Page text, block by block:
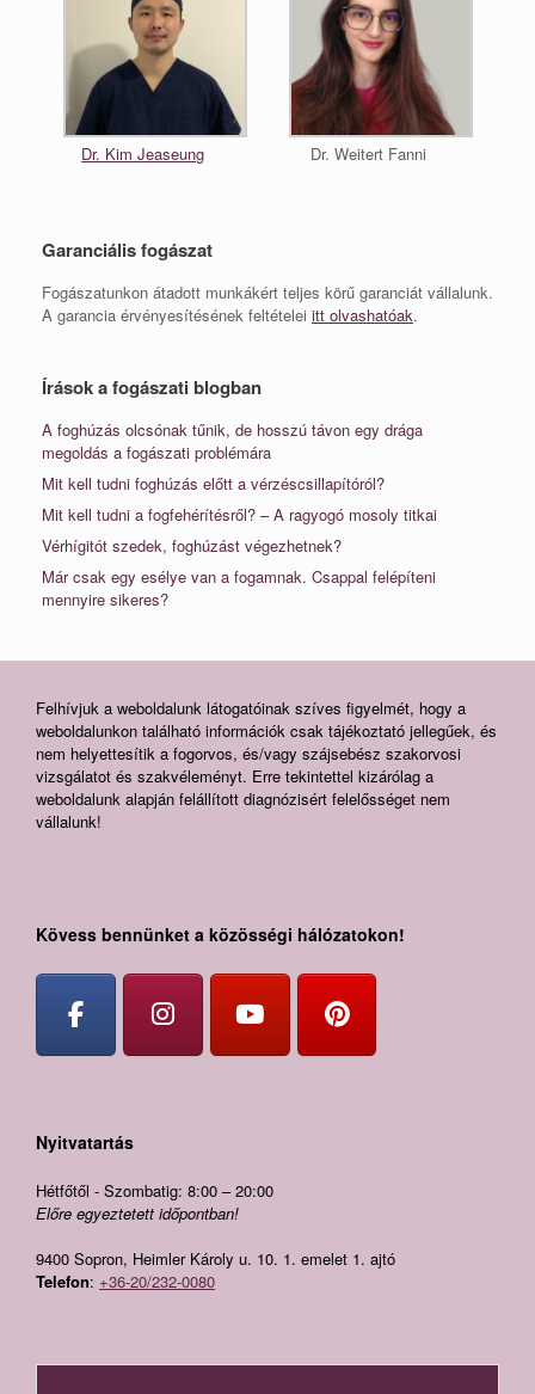
Dr. Kim Jeaseung Dr. Weitert Fanni
Garanciális fogászat
Fogászatunkon átadott munkákért teljes körű garanciát vállalunk.
A garancia érvényesítésének feltételei itt olvashatóak.
Írások a fogászati blogban
A foghúzás olcsónak tűnik, de hosszú távon egy drága
megoldás a fogászati problémára
Mit kell tudni foghúzás előtt a vérzéscsillapítóról?
Mit kell tudni a fogfehérítésről? – A ragyogó mosoly titkai
Vérhígitót szedek, foghúzást végezhetnek?
Már csak egy esélye van a fogamnak. Csappal felépíteni
mennyire sikeres?
Felhívjuk a weboldalunk látogatóinak szíves figyelmét, hogy a
weboldalunkon található információk csak tájékoztató jellegűek, és
nem helyettesítik a fogorvos, és/vagy szájsebész szakorvosi
vizsgálatot és szakvéleményt. Erre tekintettel kizárólag a
weboldalunk alapján felállított diagnózisért felelősséget nem
vállalunk!
Kövess bennünket a közösségi hálózatokon!
Nyitvatartás
Hétfőtől - Szombatig: 8:00 – 20:00
Előre egyeztetett időpontban!
9400 Sopron, Heimler Károly u. 10. 1. emelet 1. ajtó
Telefon: +36-20/232-0080